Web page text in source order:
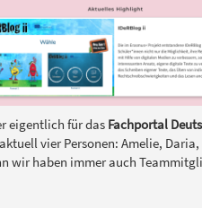
eigentlich für das Fachportal
vier Personen: Amelie,
wir haben immer auch